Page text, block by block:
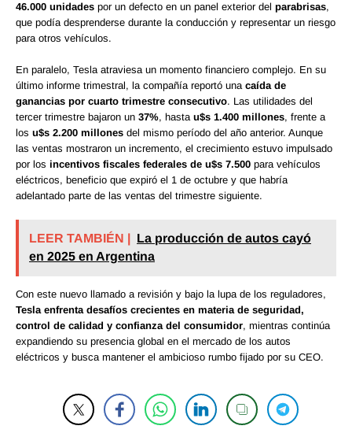
46.000 unidades por un defecto en un panel exterior del parabrisas,
que podía desprenderse durante la conducción y representar un riesgo
para otros vehículos.
En paralelo, Tesla atraviesa un momento financiero complejo. En su
último informe trimestral, la compañía reportó una caída de
ganancias por cuarto trimestre consecutivo. Las utilidades del
tercer trimestre bajaron un 37%, hasta u$s 1.400 millones, frente a
los u$s 2.200 millones del mismo período del año anterior. Aunque
las ventas mostraron un incremento, el crecimiento estuvo impulsado
por los incentivos fiscales federales de u$s 7.500 para vehículos
eléctricos, beneficio que expiró el 1 de octubre y que habría
adelantado parte de las ventas del trimestre siguiente.
LEER TAMBIÉN | La producción de autos cayó
en 2025 en Argentina
Con este nuevo llamado a revisión y bajo la lupa de los reguladores,
Tesla enfrenta desafíos crecientes en materia de seguridad,
control de calidad y confianza del consumidor, mientras continúa
expandiendo su presencia global en el mercado de los autos
eléctricos y busca mantener el ambicioso rumbo fijado por su CEO.